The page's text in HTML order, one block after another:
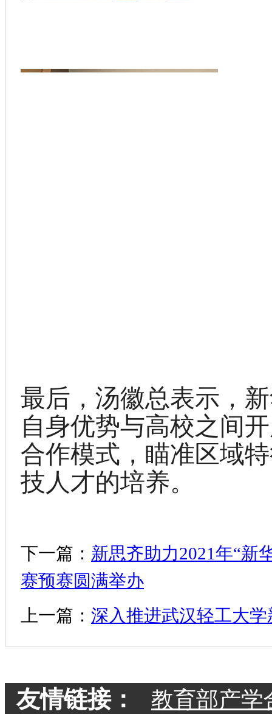
最后，汤徽总表示，
自身优势与高校之间
合作模式，瞄准区域
技人才的培养。
下一篇： 新思齐助力2021年“新
赛预赛圆满举办
上一篇： 深入推进武汉轻工大
友情链接： 教育部产